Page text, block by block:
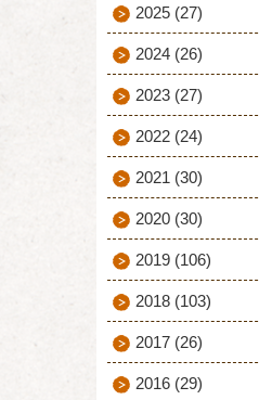
2025 (27)
2024 (26)
2023 (27)
2022 (24)
2021 (30)
2020 (30)
2019 (106)
2018 (103)
2017 (26)
2016 (29)